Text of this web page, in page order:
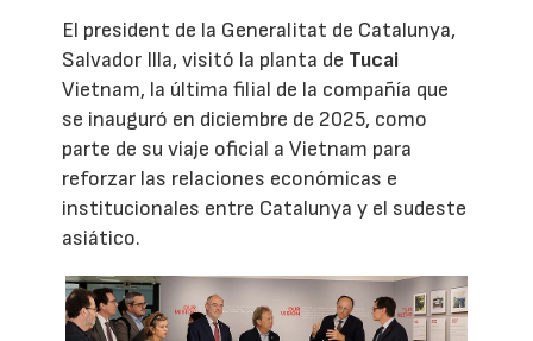
El president de la Generalitat de Catalunya,
Salvador Illa, visitó la planta de Tucai
Vietnam, la última filial de la compañía que
se inauguró en diciembre de 2025, como
parte de su viaje oficial a Vietnam para
reforzar las relaciones económicas e
institucionales entre Catalunya y el sudeste
asiático.